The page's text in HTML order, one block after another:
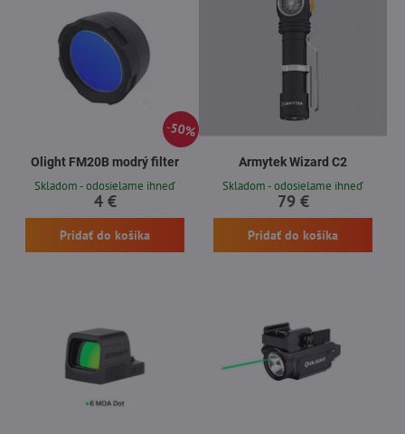
50%
Olight FM20B modrý filter
Skladom - odosielame ihneď
4 €
Pridať do košíka
Armytek Wizard C2
Skladom - odosielame ihneď
79 €
Pridať do košíka